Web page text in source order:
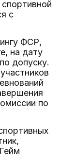
с
ФСР,
на дату
допуску.
по